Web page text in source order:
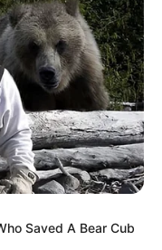
Saved A Bear Cub